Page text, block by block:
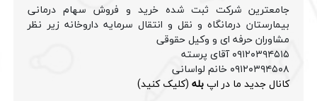
جامعترین شرکت ثبت شده خرید و فروش سهام درمانی
بیمارستان درمانگاه و نقل و انتقال سرمایه داروخانه زیر نظر
مشاوران حرفه ای و وکیل حقوقی
۰۹۱۲۰۳۹۴۵۱۵ آقای پرسته
۰۹۱۲۰۳۹۴۵۰۸ خانم لواسانی
کانال جدید ما در اپبله (کلیک کنید)